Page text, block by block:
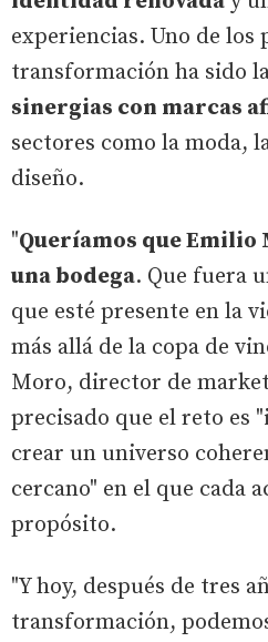
experiencias. Uno de los
transformación ha sido
sinergias con marcas
sectores como la moda,
diseño.
"Queríamos que Emilio
una bodega. Que fuera
que esté presente en la
más allá de la copa de
Moro, director de
precisado que el reto es
crear un universo
cercano" en el que cada
propósito.
"Y hoy, después de tres
transformación,